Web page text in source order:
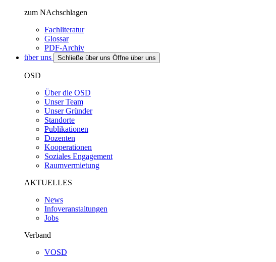
zum NAchschlagen
Fachliteratur
Glossar
PDF-Archiv
über uns
Schließe über uns Öffne über uns
OSD
Über die OSD
Unser Team
Unser Gründer
Standorte
Publikationen
Dozenten
Kooperationen
Soziales Engagement
Raumvermietung
AKTUELLES
News
Infoveranstaltungen
Jobs
Verband
VOSD